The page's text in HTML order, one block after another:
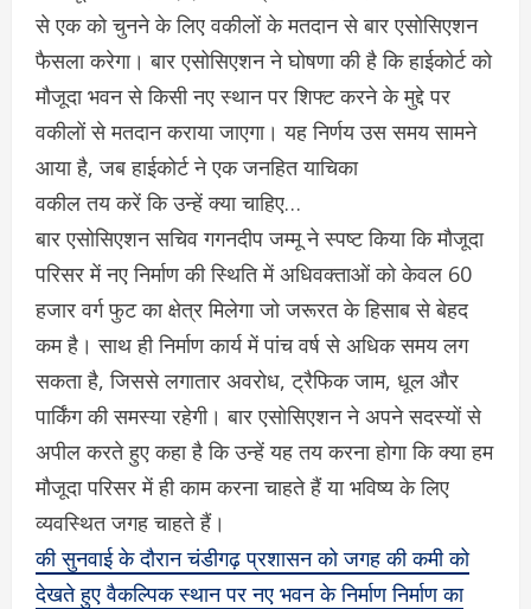
से एक को चुनने के लिए वकीलों के मतदान से बार एसोसिएशन
फैसला करेगा। बार एसोसिएशन ने घोषणा की है कि हाईकोर्ट को
मौजूदा भवन से किसी नए स्थान पर शिफ्ट करने के मुद्दे पर
वकीलों से मतदान कराया जाएगा। यह निर्णय उस समय सामने
आया है, जब हाईकोर्ट ने एक जनहित याचिका
वकील तय करें कि उन्हें क्या चाहिए…
बार एसोसिएशन सचिव गगनदीप जम्मू ने स्पष्ट किया कि मौजूदा
परिसर में नए निर्माण की स्थिति में अधिवक्ताओं को केवल 60
हजार वर्ग फुट का क्षेत्र मिलेगा जो जरूरत के हिसाब से बेहद
कम है। साथ ही निर्माण कार्य में पांच वर्ष से अधिक समय लग
सकता है, जिससे लगातार अवरोध, ट्रैफिक जाम, धूल और
पार्किंग की समस्या रहेगी। बार एसोसिएशन ने अपने सदस्यों से
अपील करते हुए कहा है कि उन्हें यह तय करना होगा कि क्या हम
मौजूदा परिसर में ही काम करना चाहते हैं या भविष्य के लिए
व्यवस्थित जगह चाहते हैं।
की सुनवाई के दौरान चंडीगढ़ प्रशासन को जगह की कमी को
देखते हुए वैकल्पिक स्थान पर नए भवन के निर्माण निर्माण का